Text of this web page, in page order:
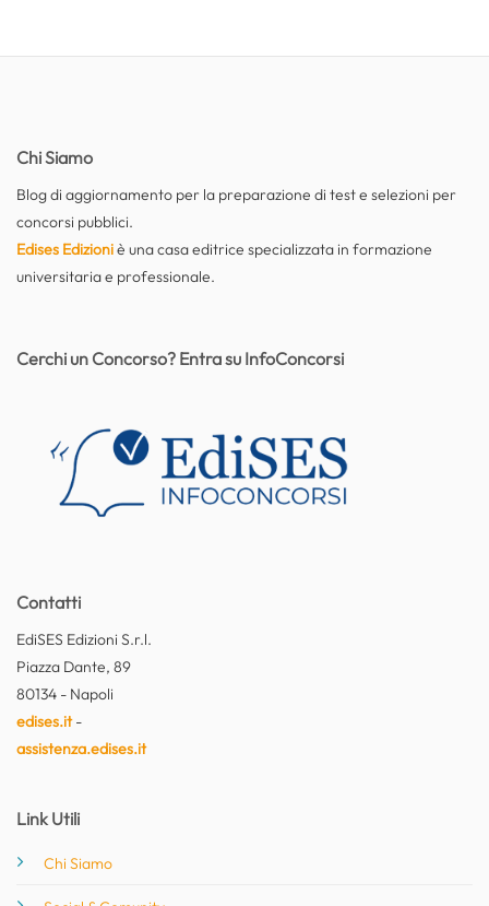
Chi Siamo
Blog di aggiornamento per la preparazione di test e selezioni per
concorsi pubblici.
Edises Edizioniè una casa editrice specializzata in formazione
universitaria e professionale.
Contatti
EdiSES Edizioni S.r.l.
Piazza Dante, 89
80134 - Napoli
edises.it-
assistenza.edises.it
Link Utili
Chi Siamo
Cerchi un Concorso? Entra su InfoConcorsi